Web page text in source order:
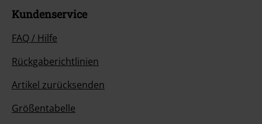
Kundenservice
FAQ / Hilfe
Rückgaberichtlinien
Artikel zurücksenden
Größentabelle